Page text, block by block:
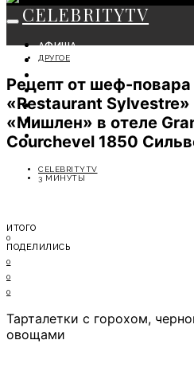
CELEBRITYTV
АФИША
СОБЫТИЯ
МОДА
ЛИЧНОСТЬ
ОТДЫХ
СОВЕТЫ ЭКСПЕРТОВ
ДРУГОЕ
Рецепт от шеф-повара
«Restaurant Sylvestre»
«Мишлен» в отеле
Courchevel 1850
CELEBRITYTV
3 МИНУТЫ
ИТОГО
0
ПОДЕЛИЛИСЬ
0
0
0
Тарталетки c горохом,
овощами